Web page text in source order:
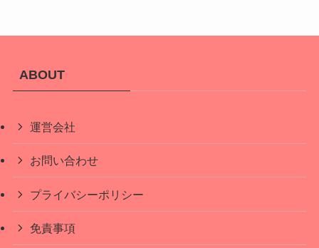
ABOUT
運営会社
お問い合わせ
プライバシーポリシー
免責事項